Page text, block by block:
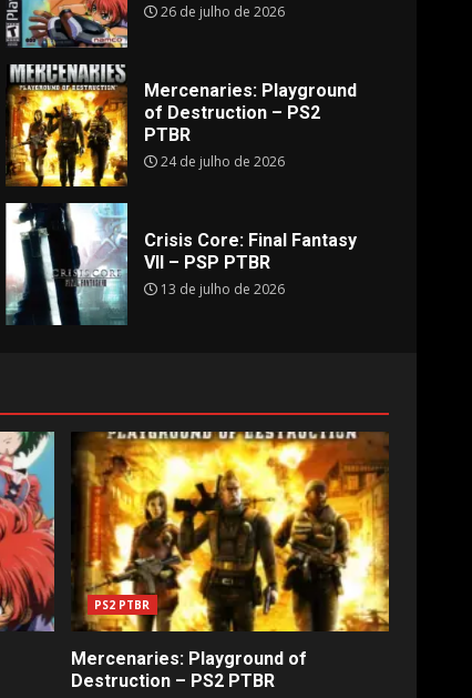
26 de julho de 2026
Mercenaries: Playground
of Destruction – PS2
PTBR
24 de julho de 2026
Crisis Core: Final Fantasy
VII – PSP PTBR
13 de julho de 2026
PS2 PTBR
Mercenaries: Playground of
Destruction – PS2 PTBR